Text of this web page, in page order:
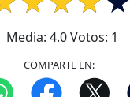
Media: 4.0Votos: 1
COMPARTE EN: